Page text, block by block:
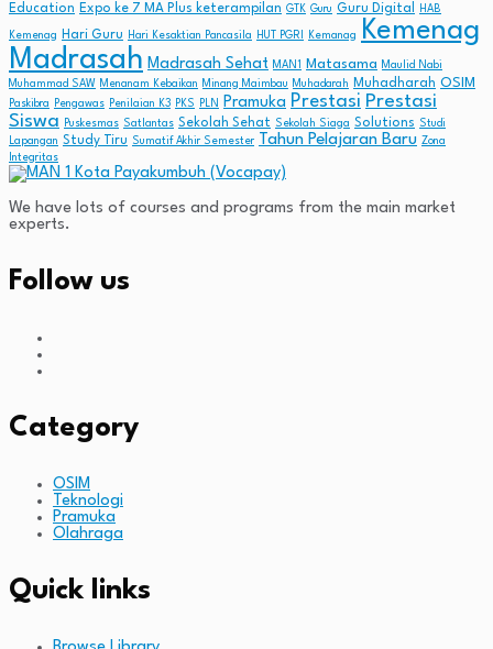
Education Expo ke 7 MA Plus keterampilan GTK Guru Guru Digital HAB
Kemenag Hari Guru Hari Kesaktian Pancasila HUT PGRI Kemanag Kemenag
Madrasah Madrasah Sehat MAN1 Matasama
Maulid Nabi
Muhammad SAW
Menanam Kebaikan Minang Maimbau Muhadarah Muhadharah OSIM
Paskibra Pengawas Penilaian K3 PKS PLN Pramuka Prestasi Prestasi
Siswa
Puskesmas Satlantas Sekolah Sehat Sekolah Siaga Solutions
Studi
Lapangan Study Tiru Sumatif Akhir Semester Tahun Pelajaran Baru Zona
Integritas
We have lots of courses and programs from the main market
experts.
Follow us
Category
OSIM
Teknologi
Pramuka
Olahraga
Quick links